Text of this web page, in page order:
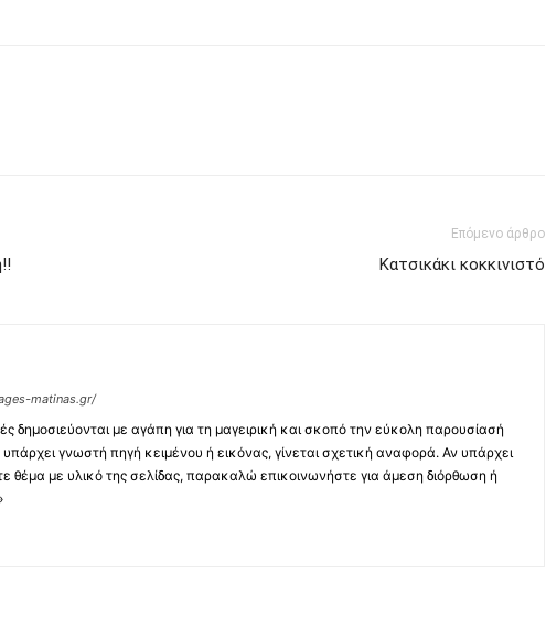
Επόμενο άρθρο
Κατσικάκι κοκκινιστό
matinas.gr/
δημοσιεύονται με αγάπη για τη μαγειρική και σκοπό την εύκολη παρουσίασή
γνωστή πηγή κειμένου ή εικόνας, γίνεται σχετική αναφορά. Αν υπάρχει
θέμα με υλικό της σελίδας, παρακαλώ επικοινωνήστε για άμεση διόρθωση ή